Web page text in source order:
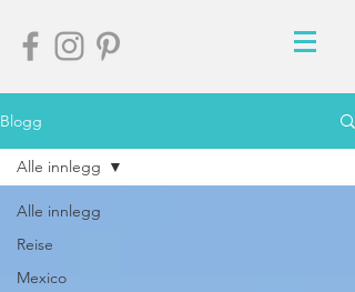
Blogg
Alle innlegg
Reise
Mexico
Alle innlegg